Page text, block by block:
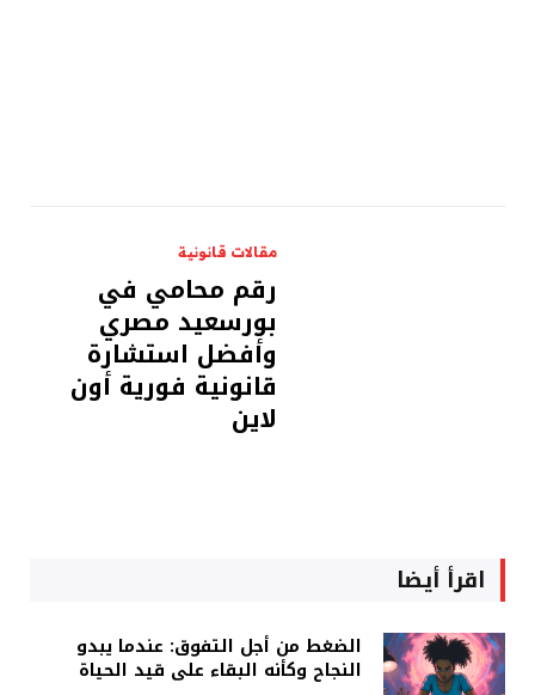
مقالات قانونية
رقم محامي في
بورسعيد مصري
وأفضل استشارة
قانونية فورية أون
لاين
اقرأ أيضا
الضغط من أجل التفوق: عندما يبدو
النجاح وكأنه البقاء على قيد الحياة